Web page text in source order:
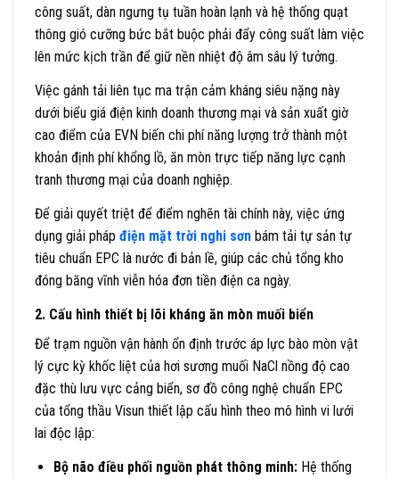
công suất, dàn ngưng tụ tuần hoàn lạnh và hệ thống quạt
thông gió cưỡng bức bắt buộc phải đẩy công suất làm việc
lên mức kịch trần để giữ nền nhiệt độ âm sâu lý tưởng.
Việc gánh tải liên tục ma trận cảm kháng siêu nặng này
dưới biểu giá điện kinh doanh thương mại và sản xuất giờ
cao điểm của EVN biến chi phí năng lượng trở thành một
khoản định phí khổng lồ, ăn mòn trực tiếp năng lực cạnh
tranh thương mại của doanh nghiệp.
Để giải quyết triệt để điểm nghẽn tài chính này, việc ứng
dụng giải pháp điện mặt trời nghi sơn bám tải tự sản tự
tiêu chuẩn EPC là nước đi bản lề, giúp các chủ tổng kho
đóng băng vĩnh viễn hóa đơn tiền điện ca ngày.
2. Cấu hình thiết bị lõi kháng ăn mòn muối biển
Để trạm nguồn vận hành ổn định trước áp lực bào mòn vật
lý cực kỳ khốc liệt của hơi sương muối NaCl nồng độ cao
đặc thù lưu vực cảng biển, sơ đồ công nghệ chuẩn EPC
của tổng thầu Visun thiết lập cấu hình theo mô hình vi lưới
lai độc lập:
Bộ não điều phối nguồn phát thông minh:Hệ thống